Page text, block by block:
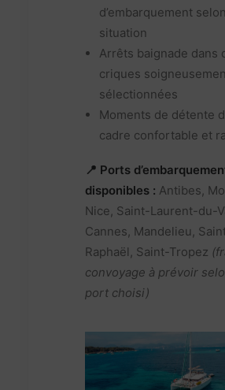
d’embarquement
situation
Arrêts baignade dans
criques
sélectionnées
Moments de détente
cadre confortable et
📍 Ports
disponibles : Antibes,
Nice, Saint-Laurent-du-
Cannes, Mandelieu,
Raphaël, Saint-Tropez
convoyage à prévoir
port choisi)